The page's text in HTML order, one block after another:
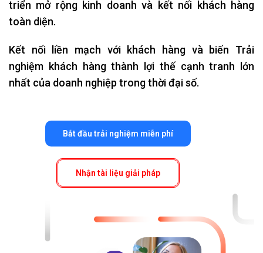
triển mở rộng kinh doanh và kết nối khách hàng
toàn diện.
Kết nối liền mạch với khách hàng và biến Trải
nghiệm khách hàng thành lợi thế cạnh tranh lớn
nhất của doanh nghiệp trong thời đại số.
Bắt đầu trải nghiệm miễn phí
Nhận tài liệu giải pháp